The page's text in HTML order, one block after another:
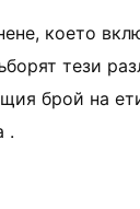
което
тези
брой на
.